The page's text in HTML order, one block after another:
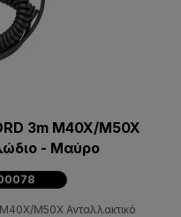
3m M40X/M50X
- Μαύρο
M50X Ανταλλακτικό